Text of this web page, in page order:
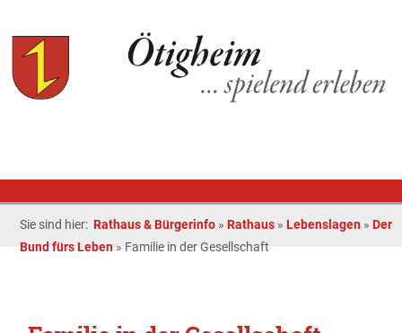
Sie sind hier: Rathaus & Bürgerinfo » Rathaus » Lebenslagen » Der
Bund fürs Leben » Familie in der Gesellschaft